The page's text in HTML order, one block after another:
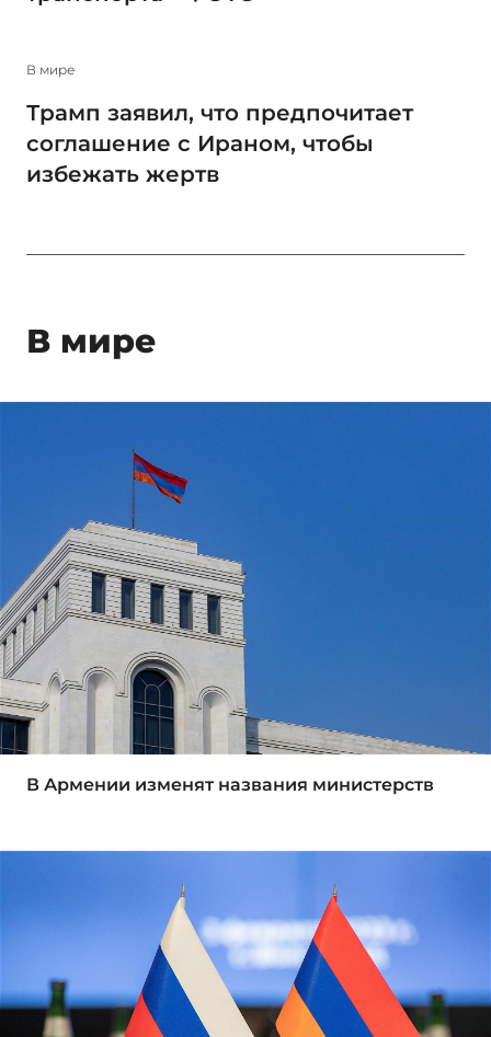
В мире
Трамп заявил, что предпочитает
соглашение с Ираном, чтобы
избежать жертв
В мире
В Армении изменят названия министерств